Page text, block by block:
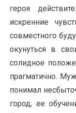
героя
искренние
совместного
окунуться в
солидное
прагматично.
понимал
город, ее